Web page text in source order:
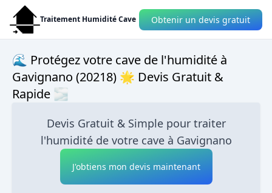
Traitement Humidité Cave Obtenir un devis gratuit
🌊 Protégez votre cave de l'humidité à
Gavignano (20218) 🌟 Devis Gratuit &
Rapide 🌫
Devis Gratuit & Simple pour traiter
l'humidité de votre cave à Gavignano
J'obtiens mon devis maintenant